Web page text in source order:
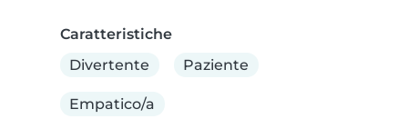
Caratteristiche
Divertente
Paziente
Empatico/a